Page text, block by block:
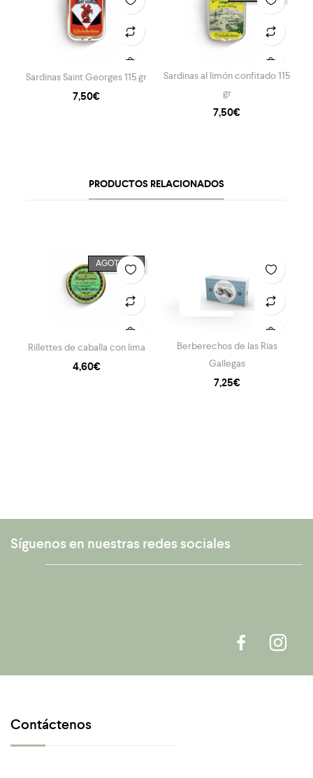
Sardinas Saint Georges 115 gr
7,50€
Sardinas al limón confitado 115
gr
7,50€
PRODUCTOS RELACIONADOS
AGOTADO
Rillettes de caballa con lima
4,60€
Berberechos de las Rias
Gallegas
7,25€
Síguenos en nuestras redes sociales
Contáctenos